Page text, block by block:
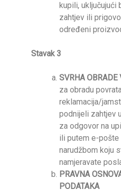
kupili, uključujući
zahtjev ili
određeni
Stavak 3
SVRHA OBRADE
za obradu
reklamacija/
podnijeli zahtjev
za odgovor na
ili putem e-
narudžbom koju
namjeravate
PRAVNA
PODATAKA